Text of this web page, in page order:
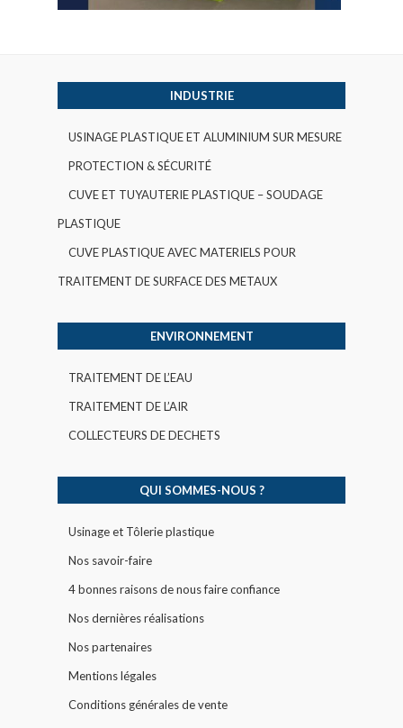
INDUSTRIE
USINAGE PLASTIQUE ET ALUMINIUM SUR MESURE
PROTECTION & SÉCURITÉ
CUVE ET TUYAUTERIE PLASTIQUE – SOUDAGE
PLASTIQUE
CUVE PLASTIQUE AVEC MATERIELS POUR
TRAITEMENT DE SURFACE DES METAUX
ENVIRONNEMENT
TRAITEMENT DE L’EAU
TRAITEMENT DE L’AIR
COLLECTEURS DE DECHETS
QUI SOMMES-NOUS ?
Usinage et Tôlerie plastique
Nos savoir-faire
4 bonnes raisons de nous faire confiance
Nos dernières réalisations
Nos partenaires
Mentions légales
Conditions générales de vente